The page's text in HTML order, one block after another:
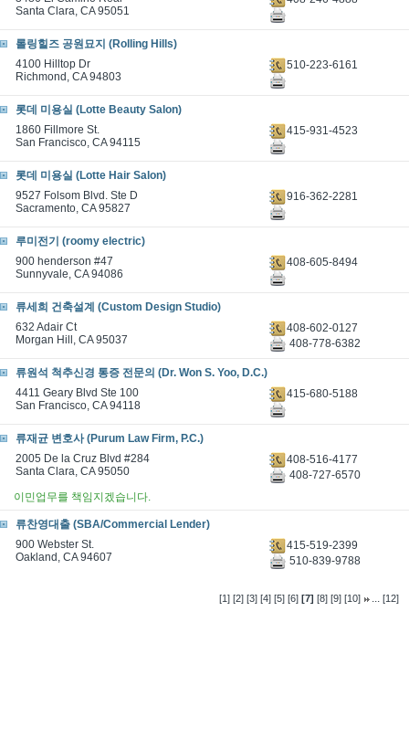
Santa Clara, CA 95051
롤링힐즈 공원묘지 (Rolling Hills)
4100 Hilltop Dr
Richmond, CA 94803
510-223-6161
롯데 미용실 (Lotte Beauty Salon)
1860 Fillmore St.
San Francisco, CA 94115
415-931-4523
롯데 미용실 (Lotte Hair Salon)
9527 Folsom Blvd. Ste D
Sacramento, CA 95827
916-362-2281
루미전기 (roomy electric)
900 henderson #47
Sunnyvale, CA 94086
408-605-8494
류세희 건축설계 (Custom Design Studio)
632 Adair Ct
Morgan Hill, CA 95037
408-602-0127
408-778-6382
류원석 척추신경 통증 전문의 (Dr. Won S. Yoo, D.C.)
4411 Geary Blvd Ste 100
San Francisco, CA 94118
415-680-5188
류재균 변호사 (Purum Law Firm, P.C.)
2005 De la Cruz Blvd #284
Santa Clara, CA 95050
408-516-4177
408-727-6570
이민업무를 책임지겠습니다.
류찬영대출 (SBA/Commercial Lender)
900 Webster St.
Oakland, CA 94607
415-519-2399
510-839-9788
[1] [2] [3] [4] [5] [6] [7] [8] [9] [10] ...[12]